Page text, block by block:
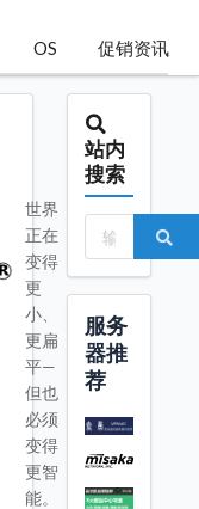
OS 促销资讯
世界
正在
变得
更
小、
更扁
平—
但也
必须
变得
更智
能。
站内
搜索
服务
器推
荐